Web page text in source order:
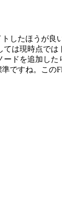
したほうが
は現時点で
ドを追加し
ですね。この